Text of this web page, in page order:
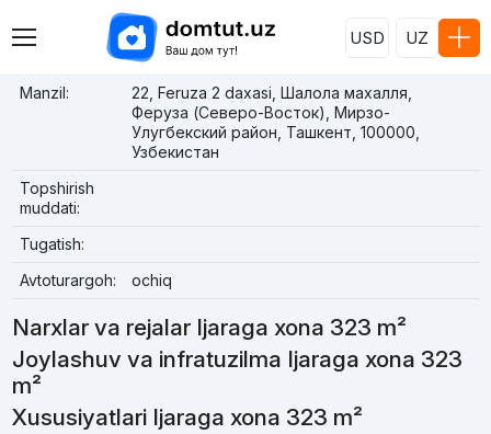
USD UZ
Manzil:
22, Feruza 2 daxasi, Шалола махалля,
Феруза (Северо-Восток), Мирзо-
Улугбекский район, Ташкент, 100000,
Узбекистан
Topshirish
muddati:
Tugatish:
Avtoturargoh:
ochiq
Narxlar va rejalar Ijaraga xona 323 m²
Joylashuv va infratuzilma Ijaraga xona 323
m²
Xususiyatlari Ijaraga xona 323 m²